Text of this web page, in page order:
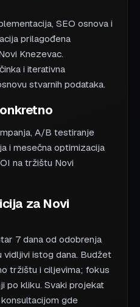
SEO osnova i
prilagođena
Knezevac.
i iterativna
stvarnih podataka.
A/B testiranje
i mesečna optimizacija
na tržištu Novi
za Novi
7 dana od odobrenja
istog dana. Budžet
tržištu i ciljevima; fokus
po kliku. Svaki projekat
gde